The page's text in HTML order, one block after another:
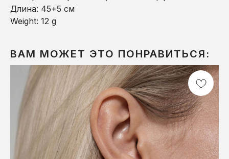
Длина: 45+5 см
Weight: 12 g
ВАМ МОЖЕТ ЭТО ПОНРАВИТЬСЯ: